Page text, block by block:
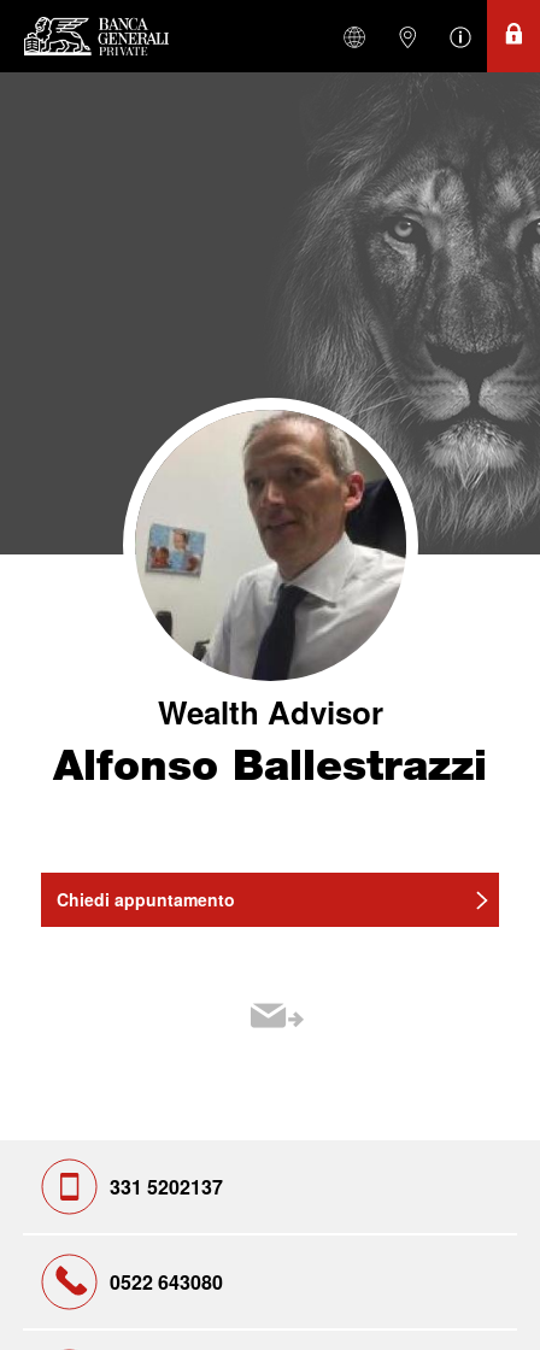
Wealth Advisor
Alfonso Ballestrazzi
Chiedi appuntamento
331 5202137
0522 643080